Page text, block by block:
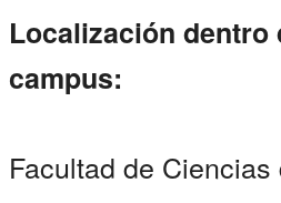
Localización dentro
campus:
Facultad de